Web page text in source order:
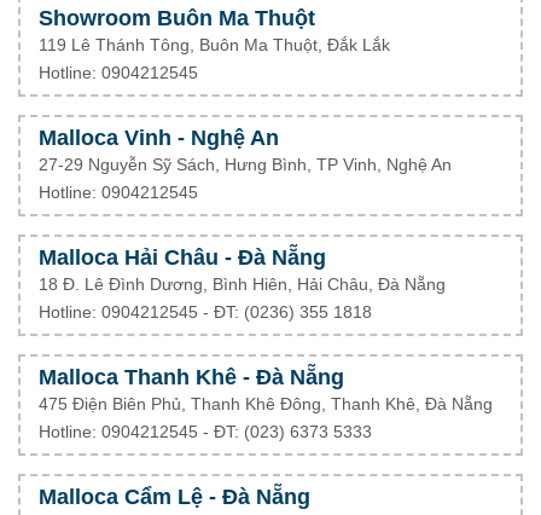
Showroom Buôn Ma Thuột
119 Lê Thánh Tông, Buôn Ma Thuột, Đắk Lắk
Hotline: 0904212545
Malloca Vinh - Nghệ An
27-29 Nguyễn Sỹ Sách, Hưng Bình, TP Vinh, Nghệ An
Hotline: 0904212545
Malloca Hải Châu - Đà Nẵng
18 Đ. Lê Đình Dương, Bình Hiên, Hải Châu, Đà Nẵng
Hotline: 0904212545 - ĐT: (0236) 355 1818
Malloca Thanh Khê - Đà Nẵng
475 Điện Biên Phủ, Thanh Khê Đông, Thanh Khê, Đà Nẵng
Hotline: 0904212545 - ĐT: (023) 6373 5333
Malloca Cẩm Lệ - Đà Nẵng